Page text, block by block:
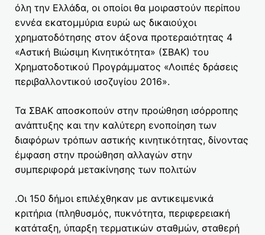
όλη την Ελλάδα, οι οποίοι θα μοιραστούν περίπου
εννέα εκατομμύρια ευρώ ως δικαιούχοι
χρηματοδότησης στον άξονα προτεραιότητας 4
«Αστική Βιώσιμη Κινητικότητα» (ΣΒΑΚ) του
Χρηματοδοτικού Προγράμματος «Λοιπές δράσεις
περιβαλλοντικού ισοζυγίου 2016».
Τα ΣΒΑΚ αποσκοπούν στην προώθηση ισόρροπης
ανάπτυξης και την καλύτερη ενοποίηση των
διαφόρων τρόπων αστικής κινητικότητας, δίνοντας
έμφαση στην προώθηση αλλαγών στην
συμπεριφορά μετακίνησης των πολιτών
.Οι 150 δήμοι επιλέχθηκαν με αντικειμενικά
κριτήρια (πληθυσμός, πυκνότητα, περιφερειακή
κατάταξη, ύπαρξη τερματικών σταθμών, σταθερή